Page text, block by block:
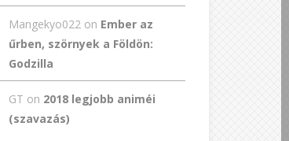
Mangekyo022 on Ember az
űrben, szörnyek a Földön:
Godzilla
GT on 2018 legjobb animéi
(szavazás)